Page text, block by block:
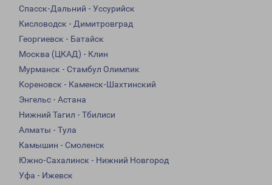
Спасск-Дальний - Уссурийск
Кисловодск - Димитровград
Георгиевск - Батайск
Москва (ЦКАД) - Клин
Мурманск - Стамбул Олимпик
Кореновск - Каменск-Шахтинский
Энгельс - Астана
Нижний Тагил - Тбилиси
Алматы - Тула
Камышин - Смоленск
Южно-Сахалинск - Нижний Новгород
Уфа - Ижевск